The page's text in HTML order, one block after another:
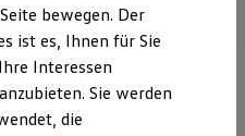
und Sicherheitssysteme
Ölverdünnung
bewegen. Der
ist es, Ihnen für Sie
Interessen
Sie werden
die